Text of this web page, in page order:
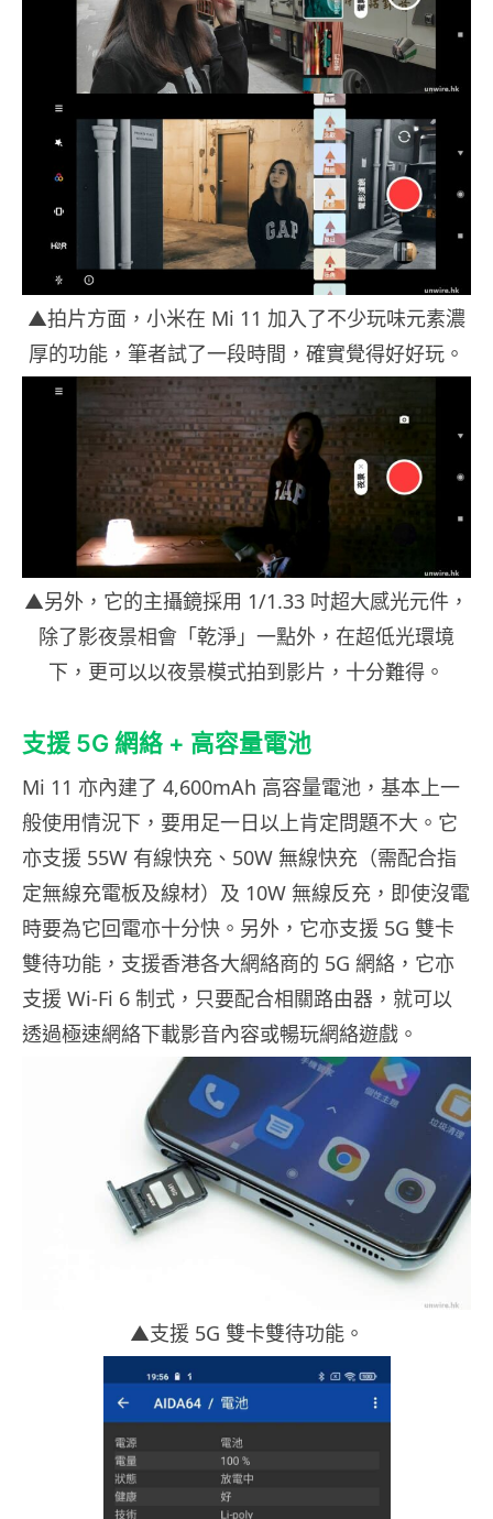
▲拍片方面，小米在 Mi 11 加入了不少玩味元素濃
厚的功能，筆者試了一段時間，確實覺得好好玩。
▲另外，它的主攝鏡採用 1/1.33 吋超大感光元件，
除了影夜景相會「乾淨」一點外，在超低光環境
下，更可以以夜景模式拍到影片，十分難得。
支援 5G 網絡 + 高容量電池
Mi 11 亦內建了 4,600mAh 高容量電池，基本上一
般使用情況下，要用足一日以上肯定問題不大。它
亦支援 55W 有線快充、50W 無線快充（需配合指
定無線充電板及線材）及 10W 無線反充，即使沒電
時要為它回電亦十分快。另外，它亦支援 5G 雙卡
雙待功能，支援香港各大網絡商的 5G 網絡，它亦
支援 Wi-Fi 6 制式，只要配合相關路由器，就可以
透過極速網絡下載影音內容或暢玩網絡遊戲。
▲支援 5G 雙卡雙待功能。